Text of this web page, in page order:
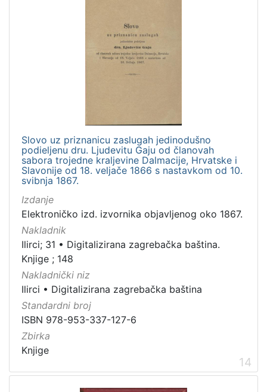
Slovo uz priznanicu zaslugah jedinodušno
podieljenu dru. Ljudevitu Gaju od članovah
sabora trojedne kraljevine Dalmacije, Hrvatske i
Slavonije od 18. veljače 1866 s nastavkom od 10.
svibnja 1867.
Izdanje
Elektroničko izd. izvornika objavljenog oko 1867.
Nakladnik
Ilirci; 31 • Digitalizirana zagrebačka baština.
Knjige ; 148
Nakladnički niz
Ilirci • Digitalizirana zagrebačka baština
Standardni broj
ISBN 978-953-337-127-6
Zbirka
Knjige
14